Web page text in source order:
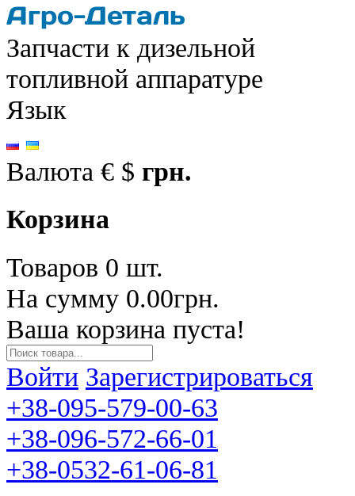
Запчасти к дизельной
топливной аппаратуре
Язык
Валюта € $ грн.
Корзина
Товаров 0 шт.
На сумму 0.00грн.
Ваша корзина пуста!
Войти Зарегистрироваться
+38-095-579-00-63
+38-096-572-66-01
+38-0532-61-06-81